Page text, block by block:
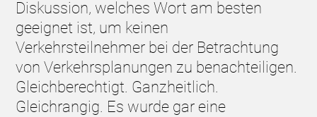
Diskussion, welches Wort am besten
geeignet ist, um keinen
Verkehrsteilnehmer bei der Betrachtung
von Verkehrsplanungen zu benachteiligen.
Gleichberechtigt. Ganzheitlich.
Gleichrangig. Es wurde gar eine